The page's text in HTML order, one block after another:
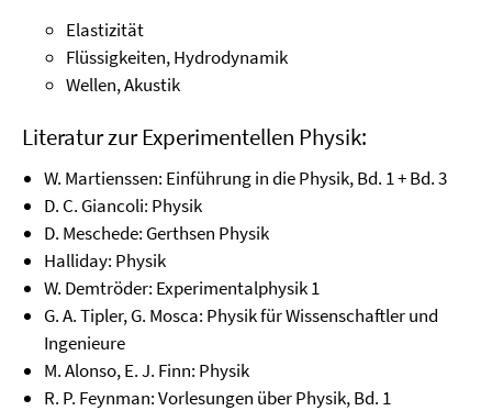
Elastizität
Flüssigkeiten, Hydrodynamik
Wellen, Akustik
Literatur zur Experimentellen Physik:
W. Martienssen: Einführung in die Physik, Bd. 1 + Bd. 3
D. C. Giancoli: Physik
D. Meschede: Gerthsen Physik
Halliday: Physik
W. Demtröder: Experimentalphysik 1
G. A. Tipler, G. Mosca: Physik für Wissenschaftler und
Ingenieure
M. Alonso, E. J. Finn: Physik
R. P. Feynman: Vorlesungen über Physik, Bd. 1